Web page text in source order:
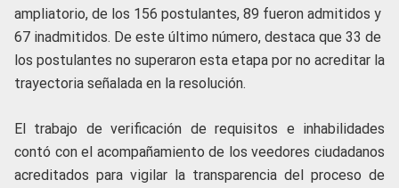
ampliatorio, de los 156 postulantes, 89 fueron admitidos y
67 inadmitidos. De este último número, destaca que 33 de
los postulantes no superaron esta etapa por no acreditar la
trayectoria señalada en la resolución.
El trabajo de verificación de requisitos e inhabilidades
contó con el acompañamiento de los veedores ciudadanos
acreditados para vigilar la transparencia del proceso de